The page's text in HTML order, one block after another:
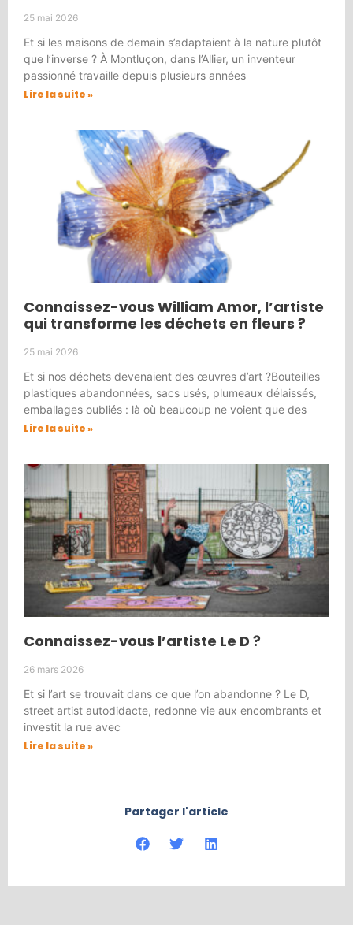
25 mai 2026
Et si les maisons de demain s’adaptaient à la nature plutôt
que l’inverse ? À Montluçon, dans l’Allier, un inventeur
passionné travaille depuis plusieurs années
Lire la suite »
Connaissez-vous William Amor, l’artiste
qui transforme les déchets en fleurs ?
25 mai 2026
Et si nos déchets devenaient des œuvres d’art ?Bouteilles
plastiques abandonnées, sacs usés, plumeaux délaissés,
emballages oubliés : là où beaucoup ne voient que des
Lire la suite »
Connaissez-vous l’artiste Le D ?
26 mars 2026
Et si l’art se trouvait dans ce que l’on abandonne ? Le D,
street artist autodidacte, redonne vie aux encombrants et
investit la rue avec
Lire la suite »
Partager l'article